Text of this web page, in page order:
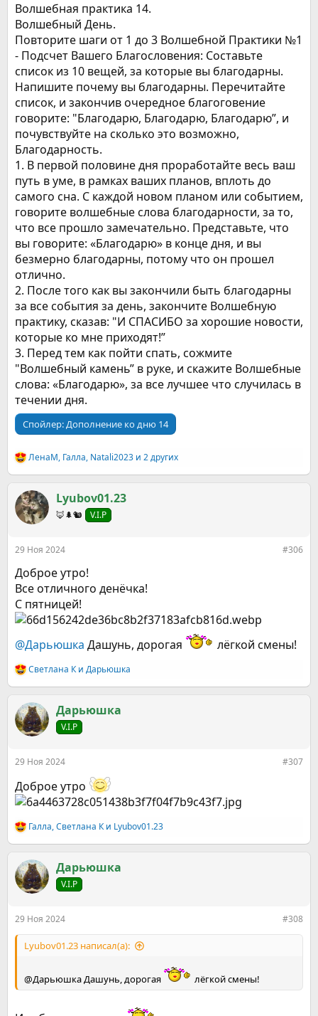
Волшебная практика 14.
Волшебный День.
Повторите шаги от 1 до 3 Волшебной Практики №1
- Подсчет Вашего Благословения: Составьте
список из 10 вещей, за которые вы благодарны.
Напишите почему вы благодарны. Перечитайте
список, и закончив очередное благоговение
говорите: "Благодарю, Благодарю, Благодарю”, и
почувствуйте на сколько это возможно,
Благодарность.
1. В первой половине дня проработайте весь ваш
путь в уме, в рамках ваших планов, вплоть до
самого сна. С каждой новом планом или событием,
говорите волшебные слова благодарности, за то,
что все прошло замечательно. Представьте, что
вы говорите: «Благодарю» в конце дня, и вы
безмерно благодарны, потому что он прошел
отлично.
2. После того как вы закончили быть благодарны
за все события за день, закончите Волшебную
практику, сказав: "И СПАСИБО за хорошие новости,
которые ко мне приходят!”
3. Перед тем как пойти спать, сожмите
"Волшебный камень” в руке, и скажите Волшебные
слова: «Благодарю», за все лучшее что случилась в
течении дня.
Спойлер:Дополнение ко дню 14
Р
е
к
ц
и
ЛенаМ, Галла, Natali2023 и 2 других
Lyubov01.23
🦊🌲🐿️ V.I.P
29 Ноя 2024 #306
Доброе утро!
Все отличного денёчка!
С пятницей!
@Дарьюшка Дашунь, дорогая лёгкой смены!
Р
е
к
ц
и
Светлана Ки Дарьюшка
Дарьюшка
V.I.P
29 Ноя 2024 #307
Доброе утро
Р
е
к
ц
и
Галла,Светлана Ки Lyubov01.23
Дарьюшка
V.I.P
29 Ноя 2024 #308
Lyubov01.23 написал(а):
@Дарьюшка Дашунь, дорогая лёгкой смены!